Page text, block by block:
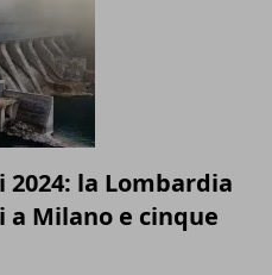
la Lombardia
a Milano e cinque